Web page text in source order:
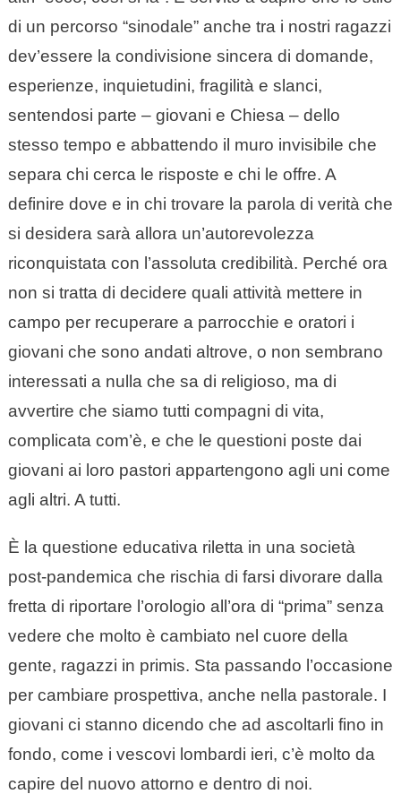
di un percorso “sinodale” anche tra i nostri ragazzi
dev’essere la condivisione sincera di domande,
esperienze, inquietudini, fragilità e slanci,
sentendosi parte – giovani e Chiesa – dello
stesso tempo e abbattendo il muro invisibile che
separa chi cerca le risposte e chi le offre. A
definire dove e in chi trovare la parola di verità che
si desidera sarà allora un’autorevolezza
riconquistata con l’assoluta credibilità. Perché ora
non si tratta di decidere quali attività mettere in
campo per recuperare a parrocchie e oratori i
giovani che sono andati altrove, o non sembrano
interessati a nulla che sa di religioso, ma di
avvertire che siamo tutti compagni di vita,
complicata com’è, e che le questioni poste dai
giovani ai loro pastori appartengono agli uni come
agli altri. A tutti.
È la questione educativa riletta in una società
post-pandemica che rischia di farsi divorare dalla
fretta di riportare l’orologio all’ora di “prima” senza
vedere che molto è cambiato nel cuore della
gente, ragazzi in primis. Sta passando l’occasione
per cambiare prospettiva, anche nella pastorale. I
giovani ci stanno dicendo che ad ascoltarli fino in
fondo, come i vescovi lombardi ieri, c’è molto da
capire del nuovo attorno e dentro di noi.